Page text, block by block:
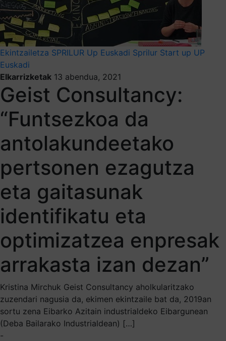
Ekintzailetza SPRILUR Up Euskadi Sprilur Start up UP
Euskadi
Elkarrizketak 13 abendua, 2021
Geist Consultancy:
“Funtsezkoa da
antolakundeetako
pertsonen ezagutza
eta gaitasunak
identifikatu eta
optimizatzea enpresak
arrakasta izan dezan”
Kristina Mirchuk Geist Consultancy aholkularitzako
zuzendari nagusia da, ekimen ekintzaile bat da, 2019an
sortu zena Eibarko Azitain industrialdeko Eibargunean
(Deba Bailarako Industrialdean) […]
-